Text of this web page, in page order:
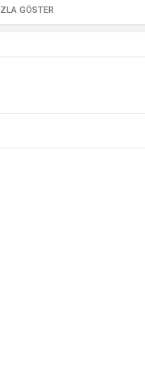
GÖSTER